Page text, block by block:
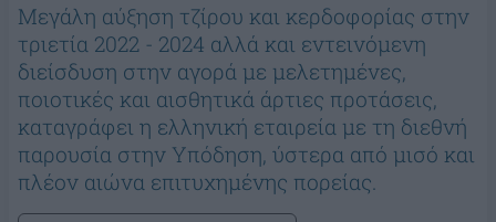
Μεγάλη αύξηση τζίρου και κερδοφορίας στην
τριετία 2022 - 2024 αλλά και εντεινόμενη
διείσδυση στην αγορά με μελετημένες,
ποιοτικές και αισθητικά άρτιες προτάσεις,
καταγράφει η ελληνική εταιρεία με τη διεθνή
παρουσία στην Υπόδηση, ύστερα από μισό και
πλέον αιώνα επιτυχημένης πορείας.